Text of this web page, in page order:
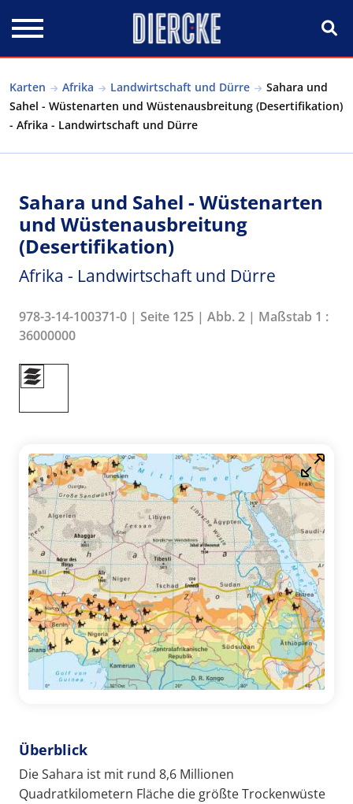
Karten Afrika Landwirtschaft und Dürre
Sahara und
Sahel - Wüstenarten und Wüstenausbreitung (Desertifikation)
- Afrika - Landwirtschaft und Dürre
Sahara und Sahel - Wüstenarten
und Wüstenausbreitung
(Desertifikation)
Afrika - Landwirtschaft und Dürre
978-3-14-100371-0 | Seite 125 | Abb. 2 | Maßstab 1 :
36000000
Überblick
Die Sahara ist mit rund 8,6 Millionen
Quadratkilometern Fläche die größte Trockenwüste